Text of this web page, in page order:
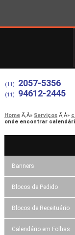
(11) 2057-5356
(11) 94612-2445
Home Serviços
onde encontrar
Banners
Blocos de Pedido
Blocos de Receituário
Calendário em Folhas